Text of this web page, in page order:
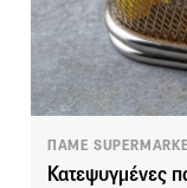
ΠΑΜΕ
Κατεψυγμένες